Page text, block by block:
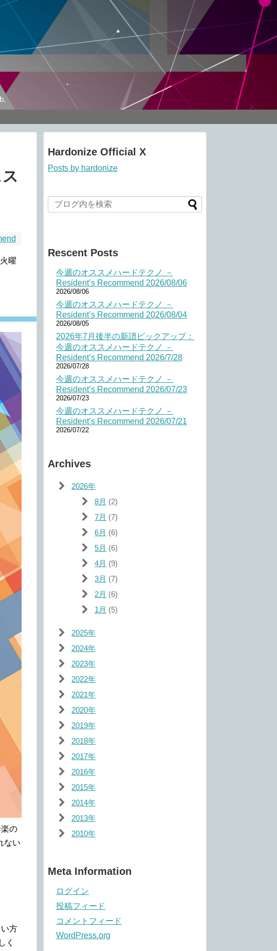
曜
の
ない
方
く
Hardonize Official X
Posts by hardonize
Rescent Posts
今週のオススメハードテクノ －
Resident’s Recommend 2026/08/06
2026/08/06
今週のオススメハードテクノ －
Resident’s Recommend 2026/08/04
2026/08/05
2026年7月後半の新譜ピックアップ：
今週のオススメハードテクノ －
Resident’s Recommend 2026/7/28
2026/07/28
今週のオススメハードテクノ －
Resident’s Recommend 2026/07/23
2026/07/23
今週のオススメハードテクノ －
Resident’s Recommend 2026/07/21
2026/07/22
Archives
2026年
8月 (2)
7月 (7)
6月 (6)
5月 (6)
4月 (9)
3月 (7)
2月 (6)
1月 (5)
2025年
2024年
2023年
2022年
2021年
2020年
2019年
2018年
2017年
2016年
2015年
2014年
2013年
2010年
Meta Information
ログイン
投稿フィード
コメントフィード
WordPress.org